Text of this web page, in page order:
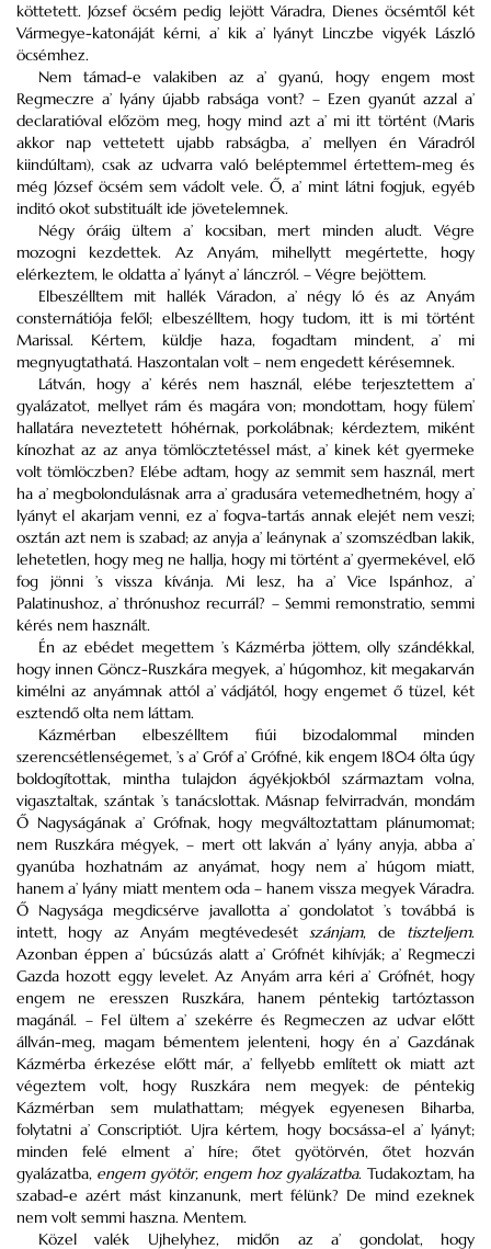
köttetett. József öcsém pedig lejött Váradra, Dienes öcsémtől két
Vármegye-katonáját kérni, a’ kik a’ lyányt Linczbe vigyék László
öcsémhez.
Nem támad-e valakiben az a’ gyanú, hogy engem most
Regmeczre a’ lyány újabb rabsága vont? – Ezen gyanút azzal a’
declaratióval előzöm meg, hogy mind azt a’ mi itt történt (Maris
akkor nap vettetett ujabb rabságba, a’ mellyen én Váradról
kiindúltam), csak az udvarra való beléptemmel értettem-meg és
még József öcsém sem vádolt vele. Ő, a’ mint látni fogjuk, egyéb
inditó okot substituált ide jövetelemnek.
Négy óráig ültem a’ kocsiban, mert minden aludt. Végre
mozogni kezdettek. Az Anyám, mihellytt megértette, hogy
elérkeztem, le oldatta a’ lyányt a’ lánczról. – Végre bejöttem.
Elbeszélltem mit hallék Váradon, a’ négy ló és az Anyám
consternátiója felől; elbeszélltem, hogy tudom, itt is mi történt
Marissal. Kértem, küldje haza, fogadtam mindent, a’ mi
megnyugtathatá. Haszontalan volt – nem engedett kérésemnek.
Látván, hogy a’ kérés nem használ, elébe terjesztettem a’
gyalázatot, mellyet rám és magára von; mondottam, hogy fülem’
hallatára neveztetett hóhérnak, porkolábnak; kérdeztem, miként
kínozhat az az anya tömlöcztetéssel mást, a’ kinek két gyermeke
volt tömlöczben? Elébe adtam, hogy az semmit sem használ, mert
ha a’ megbolondulásnak arra a’ gradusára vetemedhetném, hogy a’
lyányt el akarjam venni, ez a’ fogva-tartás annak elejét nem veszi;
osztán azt nem is szabad; az anyja a’ leánynak a’ szomszédban lakik,
lehetetlen, hogy meg ne hallja, hogy mi történt a’ gyermekével, elő
fog jönni ’s vissza kívánja. Mi lesz, ha a’ Vice Ispánhoz, a’
Palatinushoz, a’ thrónushoz recurrál? – Semmi remonstratio, semmi
kérés nem használt.
Én az ebédet megettem ’s Kázmérba jöttem, olly szándékkal,
hogy innen Göncz-Ruszkára megyek, a’ húgomhoz, kit megakarván
kimélni az anyámnak attól a’ vádjától, hogy engemet ő tüzel, két
esztendő olta nem láttam.
Kázmérban elbeszélltem fiúi bizodalommal minden
szerencsétlenségemet, ’s a’ Gróf a’ Grófné, kik engem 1804 ólta úgy
boldogítottak, mintha tulajdon ágyékjokból származtam volna,
vigasztaltak, szántak ’s tanácslottak. Másnap felvirradván, mondám
Ő Nagyságának a’ Grófnak, hogy megváltoztattam plánumomat;
nem Ruszkára mégyek, – mert ott lakván a’ lyány anyja, abba a’
gyanúba hozhatnám az anyámat, hogy nem a’ húgom miatt,
hanem a’ lyány miatt mentem oda – hanem vissza megyek Váradra.
Ő Nagysága megdicsérve javallotta a’ gondolatot ’s továbbá is
intett, hogy az Anyám megtévedesétszánjam, de tiszteljem.
Azonban éppen a’ búcsúzás alatt a’ Grófnét kihívják; a’ Regmeczi
Gazda hozott eggy levelet. Az Anyám arra kéri a’ Grófnét, hogy
engem ne eresszen Ruszkára, hanem péntekig tartóztasson
magánál. – Fel ültem a’ szekérre és Regmeczen az udvar előtt
állván-meg, magam bémentem jelenteni, hogy én a’ Gazdának
Kázmérba érkezése előtt már, a’ fellyebb említett ok miatt azt
végeztem volt, hogy Ruszkára nem megyek: de péntekig
Kázmérban sem mulathattam; mégyek egyenesen Biharba,
folytatni a’ Conscriptiót. Ujra kértem, hogy bocsássa-el a’ lyányt;
minden felé elment a’ híre; őtet gyötörvén, őtet hozván
gyalázatba, engem gyötör, engem hoz gyalázatba. Tudakoztam, ha
szabad-e azért mást kinzanunk, mert félünk? De mind ezeknek
nem volt semmi haszna. Mentem.
Közel valék Ujhelyhez, midőn az a’ gondolat, hogy